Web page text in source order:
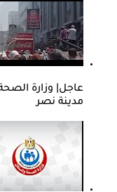
عاجل| وزارة
مدينة نصر